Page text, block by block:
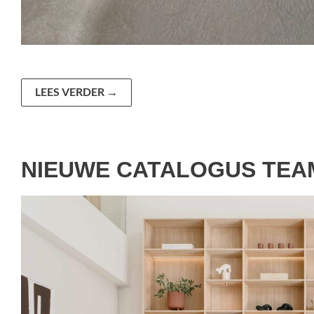
LEES VERDER →
NIEUWE CATALOGUS